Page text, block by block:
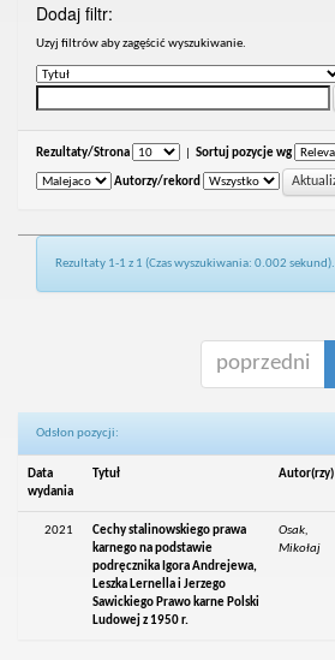
Dodaj filtr:
Uzyj filtrów aby zagęścić wyszukiwanie.
Rezultaty/Strona Sortuj pozycje wg
Autorzy/rekord
Rezultaty 1-1 z 1 (Czas wyszukiwania: 0.002 sekund).
poprzedni
Odsłon pozycji:
Data
wydania
Tytuł Autor(rzy)
2021
Cechy stalinowskiego prawa
karnego na podstawie
podręcznika Igora Andrejewa,
Leszka Lernella i Jerzego
Sawickiego Prawo karne Polski
Ludowej z 1950 r.
Osak,
Mikołaj